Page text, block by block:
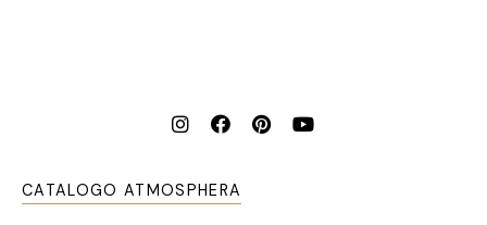
CATALOGO ATMOSPHERA